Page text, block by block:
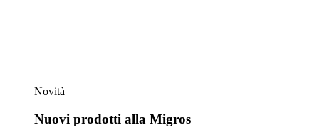
Novità
Nuovi prodotti alla Migros